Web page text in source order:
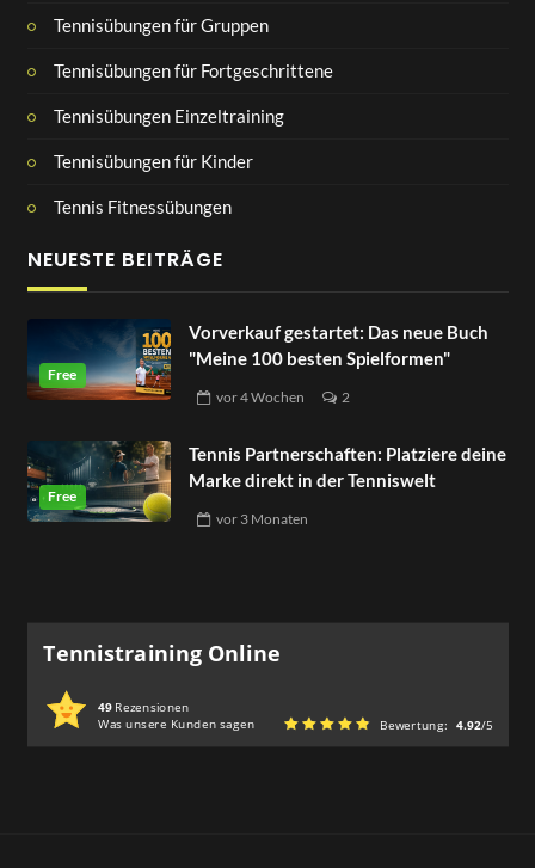
Tennisübungen für Gruppen
Tennisübungen für Fortgeschrittene
Tennisübungen Einzeltraining
Tennisübungen für Kinder
Tennis Fitnessübungen
NEUESTE BEITRÄGE
Vorverkauf gestartet: Das neue Buch
"Meine 100 besten Spielformen"
vor4 Wochen 2
Tennis Partnerschaften: Platziere deine
Marke direkt in der Tenniswelt
vor 3 Monaten
Tennistraining Online
49Rezensionen
Was unsere Kunden sagen Bewertung: 4.92/5